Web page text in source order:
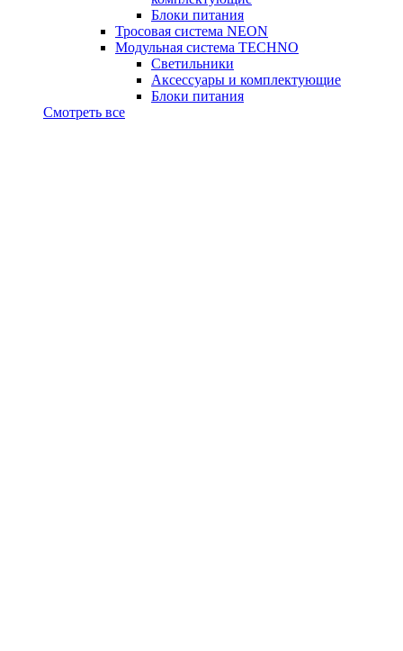
Блоки питания
Тросовая система NEON
Модульная система TECHNO
Светильники
Аксессуары и комплектующие
Блоки питания
Смотреть все